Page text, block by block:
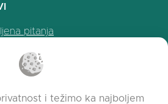
pitanja
kolačića
i težimo ka najboljem